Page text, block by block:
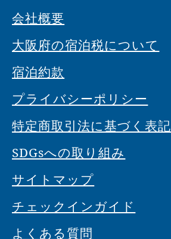
会社概要
大阪府の宿泊税について
宿泊約款
プライバシーポリシー
特定商取引法に基づく表記
SDGsへの取り組み
サイトマップ
チェックインガイド
よくある質問